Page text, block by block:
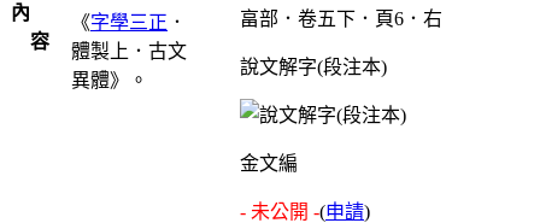
內
容
《字學三正 ．
體製上．古文
異體》。
畗部．卷五下．頁6．右
說文解字(段注本)
金文編
- 未公開 -(申請)